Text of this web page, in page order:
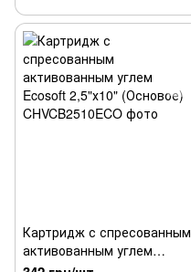
Картридж с спресованным
активованным углем
Ecosoft 2,5"х10" (Основое)